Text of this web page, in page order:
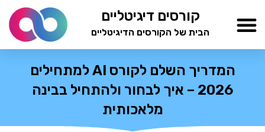
לתוכן
קורסים דיגיטליים
הבית של הקורסים הדיגיטליים
המדריך השלם לקורס AI למתחילים
2026 – איך לבחור ולהתחיל בבינה
מלאכותית